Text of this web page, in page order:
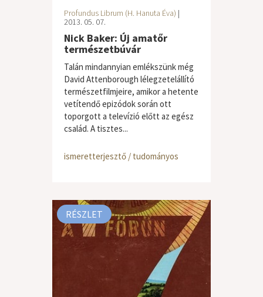
Profundus Librum (H. Hanuta Éva) |
2013. 05. 07.
Nick Baker: Új amatőr
természetbúvár
Talán mindannyian emlékszünk még
David Attenborough lélegzetelállító
természetfilmjeire, amikor a hetente
vetítendő epizódok során ott
toporgott a televízió előtt az egész
család. A tisztes...
ismeretterjesztő / tudományos
RÉSZLET